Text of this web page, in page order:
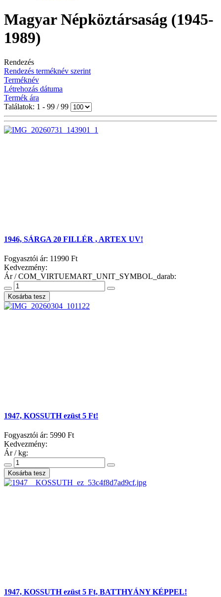
Magyar Népköztársaság (1945-
1989)
Rendezés
Rendezés terméknév szerint
Terméknév
Létrehozás dátuma
Termék ára
Találatok: 1 - 99 / 99
1946, SÁRGA 20 FILLÉR , ARTEX UV!
Fogyasztói ár: 11990 Ft
Kedvezmény:
Ár / COM_VIRTUEMART_UNIT_SYMBOL_darab:
1947, KOSSUTH ezüst 5 Ft!
Fogyasztói ár: 5990 Ft
Kedvezmény:
Ár / kg:
1947, KOSSUTH ezüst 5 Ft, BATTHYÁNY KÉPPEL!